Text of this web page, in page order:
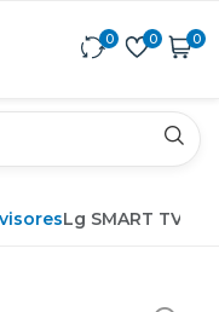
0 0 0
Lg SMART TV